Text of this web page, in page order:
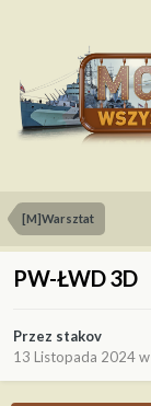
[M]Warsztat
PW-ŁWD 3D
Przez stakov
13 Listopada 2024w